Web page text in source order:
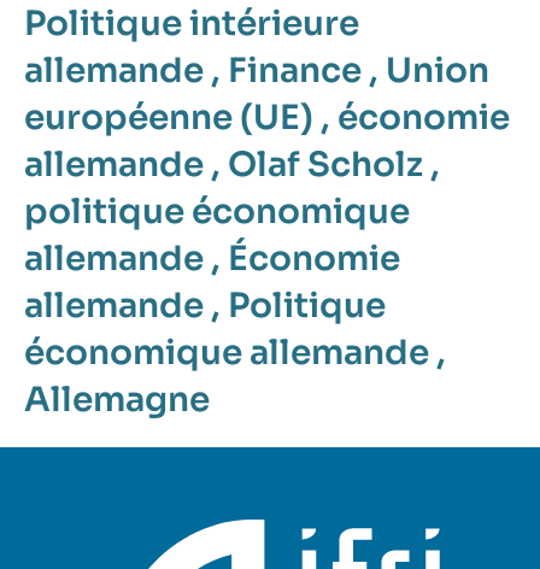
Politique intérieure
allemande , Finance , Union
européenne (UE) , économie
allemande , Olaf Scholz ,
politique économique
allemande , Économie
allemande , Politique
économique allemande ,
Allemagne